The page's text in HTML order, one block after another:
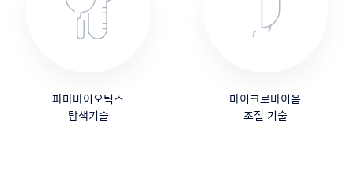
파마바이오틱스
탐색기술
마이크로바이옴
조절 기술